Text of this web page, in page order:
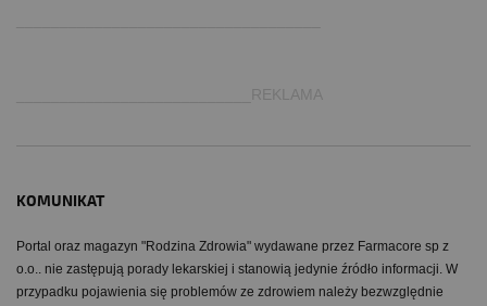
___________________________REKLAMA
KOMUNIKAT
Portal oraz magazyn "Rodzina Zdrowia" wydawane przez Farmacore sp z
o.o.. nie zastępują porady lekarskiej i stanowią jedynie źródło informacji. W
przypadku pojawienia się problemów ze zdrowiem należy bezwzględnie